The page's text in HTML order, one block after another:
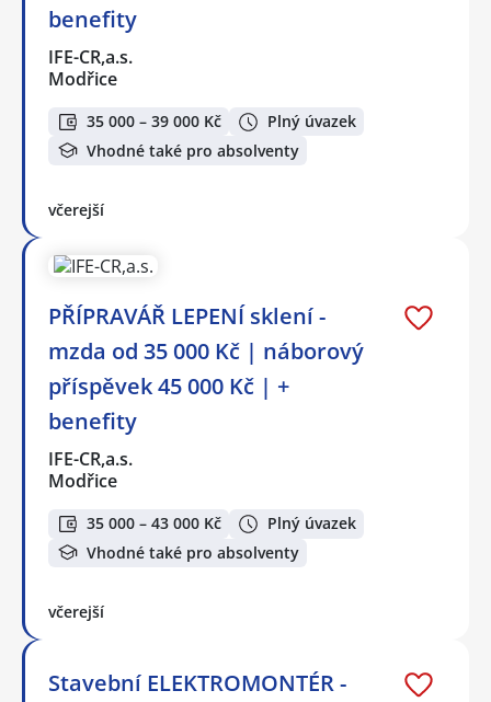
benefity
IFE-CR,a.s.
Modřice
35 000 – 39 000 Kč
Plný úvazek
Vhodné také pro absolventy
včerejší
PŘÍPRAVÁŘ LEPENÍ sklení -
mzda od 35 000 Kč | náborový
příspěvek 45 000 Kč | +
benefity
IFE-CR,a.s.
Modřice
35 000 – 43 000 Kč
Plný úvazek
Vhodné také pro absolventy
včerejší
Stavební ELEKTROMONTÉR -